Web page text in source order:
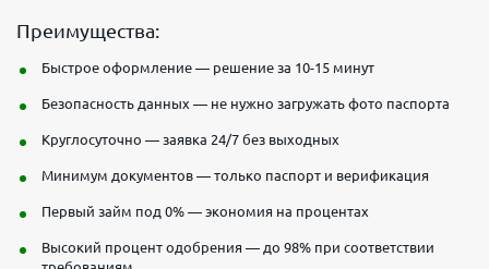
Преимущества:
Быстрое оформление — решение за 10-15 минут
Безопасность данных — не нужно загружать фото паспорта
Круглосуточно — заявка 24/7 без выходных
Минимум документов — только паспорт и верификация
Первый займ под 0% — экономия на процентах
Высокий процент одобрения — до 98% при соответствии